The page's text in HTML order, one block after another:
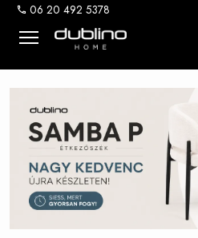
06 20 492 5378